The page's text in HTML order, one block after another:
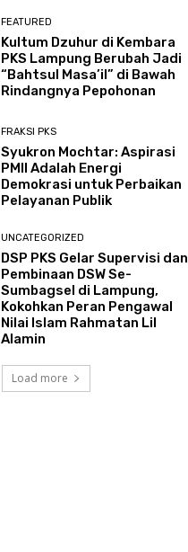
FEATURED
Kultum Dzuhur di Kembara
PKS Lampung Berubah Jadi
“Bahtsul Masa’il” di Bawah
Rindangnya Pepohonan
FRAKSI PKS
Syukron Mochtar: Aspirasi
PMII Adalah Energi
Demokrasi untuk Perbaikan
Pelayanan Publik
UNCATEGORIZED
DSP PKS Gelar Supervisi dan
Pembinaan DSW Se-
Sumbagsel di Lampung,
Kokohkan Peran Pengawal
Nilai Islam Rahmatan Lil
Alamin
Load more